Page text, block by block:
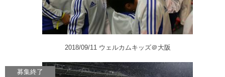
2018/09/11 ウェルカムキッズ＠大阪